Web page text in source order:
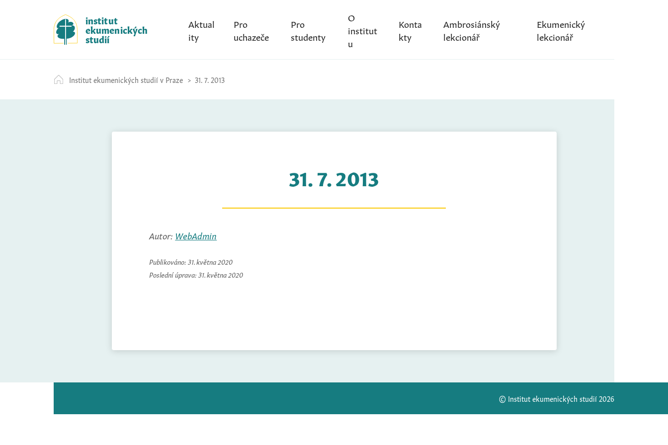
k
i
p
t
c
o
institut
ekumenických
studií
Aktual
ity
Pro
uchazeče
Pro
studenty
O
institut
u
Konta
kty
Ambrosiánský
lekcionář
Ekumenický
lekcionář
Institut ekumenických studií v Praze 31. 7. 2013
31. 7. 2013
Autor: WebAdmin
Publikováno: 31. května 2020
Poslední úprava: 31. května 2020
© Institut ekumenických studií 2026